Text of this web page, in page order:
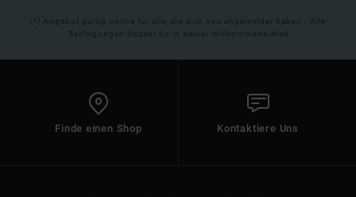
(*) Angebot gültig online für alle, die sich neu angemeldet haben - Alle
Bedingungen findest du in deiner Willkommens-Mail
Finde einen Shop Kontaktiere Uns